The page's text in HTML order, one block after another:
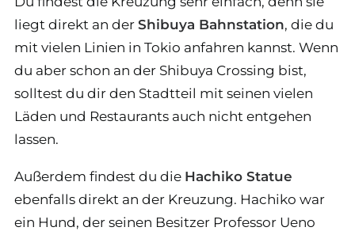
liegt direkt an der Shibuya Bahnstation, die du
mit vielen Linien in Tokio anfahren kannst. Wenn
du aber schon an der Shibuya Crossing bist,
solltest du dir den Stadtteil mit seinen vielen
Läden und Restaurants auch nicht entgehen
lassen.
Außerdem findest du die Hachiko Statue
ebenfalls direkt an der Kreuzung. Hachiko war
ein Hund, der seinen Besitzer Professor Ueno